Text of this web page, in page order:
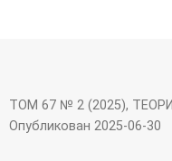
Архивы
Текущий выпуск
ТОМ 67 № 2 (2025),
Опубликован 2025-06-30